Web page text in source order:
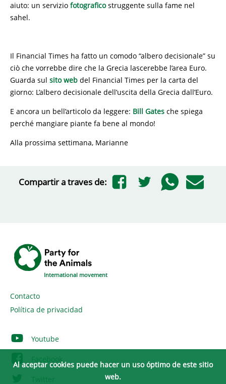
aiuto: un servizio fotograficostruggente sulla fame nel
sahel.
Il Financial Times ha fatto un comodo “albero decisionale” su
ciò che vorrebbe dire che la Grecia lascerebbe l’area Euro.
Guarda sul sito web del Financial Times per la carta del
giorno: L’albero decisionale dell’uscita della Grecia dall’Euro.
E ancora un bell’articolo da leggere: Bill Gates che spiega
perché mangiare piante fa bene al mondo!
Alla prossima settimana, Marianne
Compartir a traves de:
International movement
Contacto
Política de privacidad
Youtube
Facebook
Twitter
Al aceptar cookies puede hacer un uso óptimo de este sitio
web.